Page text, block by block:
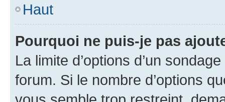
Haut
Pourquoi ne puis-je pas
La limite d’options d’un
forum. Si le nombre d’options